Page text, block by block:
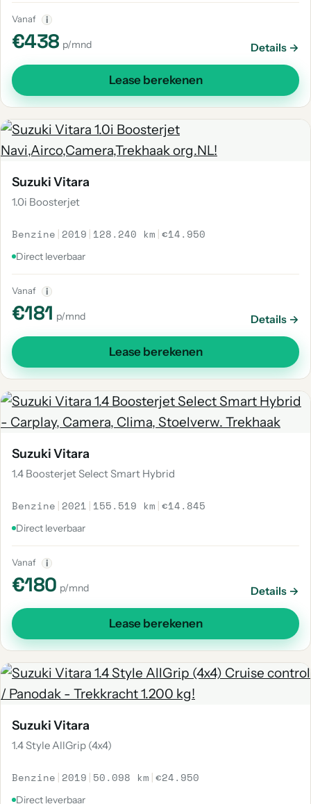
Vanaf i
€438 p/mnd Details →
Lease berekenen
Suzuki Vitara
1.0i Boosterjet
Benzine | 2019 | 128.240 km |€14.950
Direct leverbaar
Vanaf i
€181 p/mnd Details →
Lease berekenen
Suzuki Vitara
1.4 Boosterjet Select Smart Hybrid
Benzine | 2021 | 155.519 km |€14.845
Direct leverbaar
Vanaf i
€180 p/mnd Details →
Lease berekenen
Suzuki Vitara
1.4 Style AllGrip (4x4)
Benzine | 2019 | 50.098 km |€24.950
Direct leverbaar